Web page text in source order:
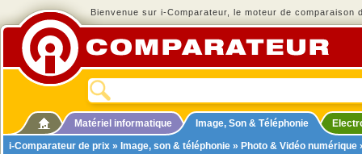
Bienvenue sur i-Comparateur, le moteur de comparaison
Matériel informatique Image, Son & Téléphonie
i-Comparateur de prix » Image, son & téléphonie » Photo & Vidéo numérique